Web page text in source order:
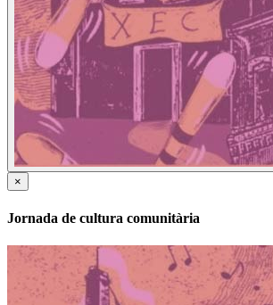
×
Jornada de cultura comunitària